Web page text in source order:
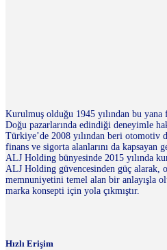
Kurulmuş olduğu 1945 yılından bu
Doğu pazarlarında edindiği deneyimle
Türkiye’de 2008 yılından beri otomotiv
finans ve sigorta alanlarını da kapsayan
ALJ Holding bünyesinde 2015 yılında
ALJ Holding güvencesinden güç alarak,
memnuniyetini temel alan bir anlayışla
marka konsepti için yola çıkmıştır.
Hızlı Erişim